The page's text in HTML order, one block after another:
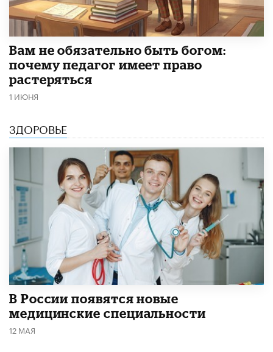
​Вам не обязательно быть богом:
почему педагог имеет право
растеряться
1 ИЮНЯ
ЗДОРОВЬЕ
В России появятся новые
медицинские специальности
12 МАЯ